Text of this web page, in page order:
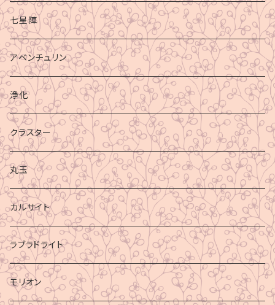
七星陣
アベンチュリン
浄化
クラスター
丸玉
カルサイト
ラブラドライト
モリオン